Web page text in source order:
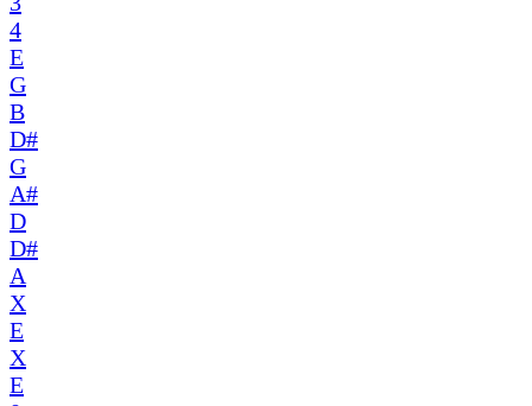
4
E
G
B
D#
G
A#
D
D#
A
X
E
X
E